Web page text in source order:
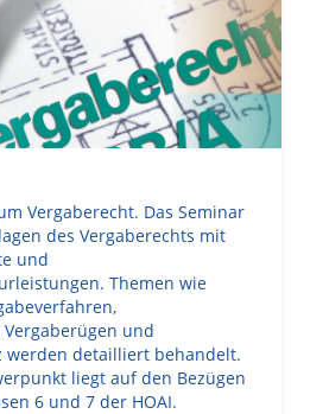
Vergaberecht. Das Seminar
des Vergaberechts mit
und
Themen wie
und
werden detailliert behandelt.
liegt auf den Bezügen
6 und 7 der HOAI.